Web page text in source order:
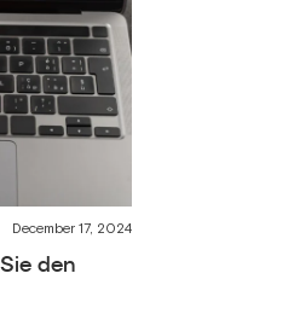
December 17, 2024
den